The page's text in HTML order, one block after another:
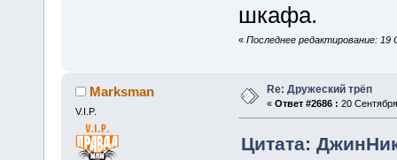
шкафа.
« Последнее редактирование:
Marksman
V.I.P.
Re: Дружеский трёп
« Ответ #2686 : 20
Цитата: